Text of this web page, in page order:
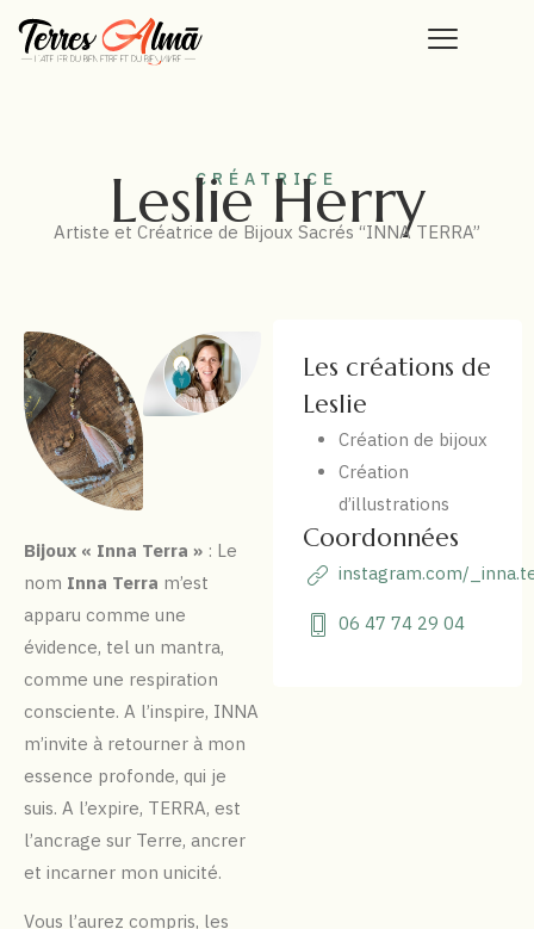
CRÉATRICE
Leslie Herry
Artiste et Créatrice de Bijoux Sacrés “INNA TERRA”
Bijoux « Inna Terra » : Le
nom Inna Terra m’est
apparu comme une
évidence, tel un mantra,
comme une respiration
consciente. A l’inspire, INNA
m’invite à retourner à mon
essence profonde, qui je
suis. A l’expire, TERRA, est
l’ancrage sur Terre, ancrer
et incarner mon unicité.
Vous l’aurez compris, les
Les créations de
Leslie
Création de bijoux
Création
d’illustrations
Coordonnées
instagram.com/
06 47 74 29 04